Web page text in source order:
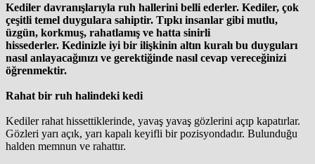
Kediler davranışlarıyla ruh hallerini belli ederler. Kediler, çok
çeşitli temel duygulara sahiptir. Tıpkı insanlar gibi mutlu,
üzgün, korkmuş, rahatlamış ve hatta sinirli
hissederler. Kedinizle iyi bir ilişkinin altın kuralı bu duyguları
nasıl anlayacağınızı ve gerektiğinde nasıl cevap vereceğinizi
öğrenmektir.
Rahat bir ruh halindeki kedi
Kediler rahat hissettiklerinde, yavaş yavaş gözlerini açıp kapatırlar.
Gözleri yarı açık, yarı kapalı keyifli bir pozisyondadır. Bulunduğu
halden memnun ve rahattır.